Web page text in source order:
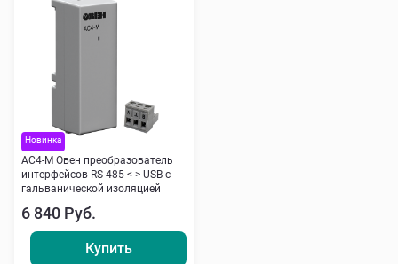
Новинка
АС4-М Овен преобразователь
интерфейсов RS-485 <-> USB с
гальванической изоляцией
6 840 Руб.
Купить